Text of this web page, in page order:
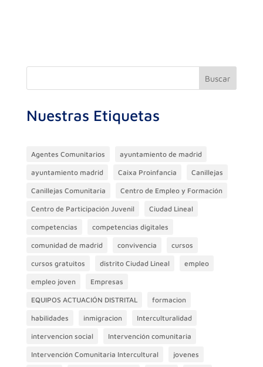
b
k
a A dI ar
Buscar
Nuestras Etiquetas
Agentes Comunitarios ayuntamiento de madrid
ayuntamiento madrid Caixa Proinfancia Canillejas
Canillejas Comunitaria Centro de Empleo y Formación
Centro de Participación Juvenil Ciudad Lineal
competencias competencias digitales
comunidad de madrid convivencia cursos
cursos gratuitos distrito Ciudad Lineal empleo
empleo joven Empresas
EQUIPOS ACTUACIÓN DISTRITAL formacion
habilidades inmigracion Interculturalidad
intervencion social Intervención comunitaria
Intervención Comunitaria Intercultural jovenes